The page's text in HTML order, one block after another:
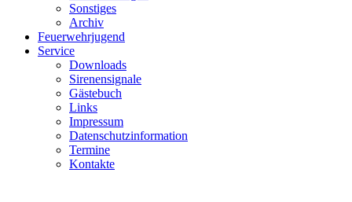
Sonstiges
Archiv
Feuerwehrjugend
Service
Downloads
Sirenensignale
Gästebuch
Links
Impressum
Datenschutzinformation
Termine
Kontakte